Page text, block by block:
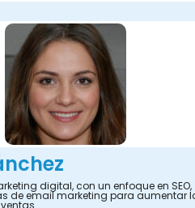
digital, con un enfoque en SEO,
de email marketing para aumentar